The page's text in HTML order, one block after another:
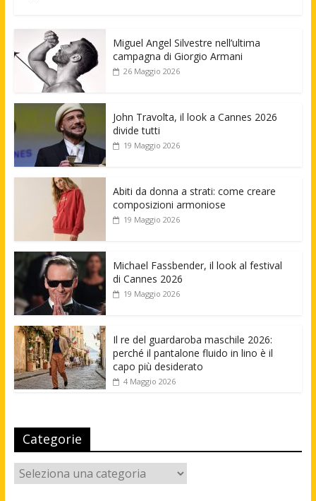
Miguel Angel Silvestre nell’ultima
campagna di Giorgio Armani
26 Maggio 2026
John Travolta, il look a Cannes 2026
divide tutti
19 Maggio 2026
Abiti da donna a strati: come creare
composizioni armoniose
19 Maggio 2026
Michael Fassbender, il look al festival
di Cannes 2026
19 Maggio 2026
Il re del guardaroba maschile 2026:
perché il pantalone fluido in lino è il
capo più desiderato
4 Maggio 2026
Categorie
Categorie